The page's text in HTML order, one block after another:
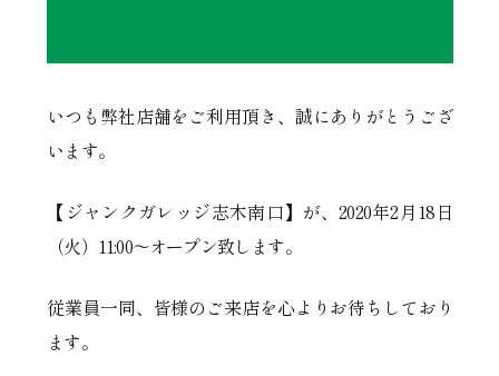
いつも弊社店舗をご利用頂き、誠にありがとうござ
います。
【ジャンクガレッジ志木南口】が、2020年2月18日
（火）11:00～オープン致します。
従業員一同、皆様のご来店を心よりお待ちしており
ます。